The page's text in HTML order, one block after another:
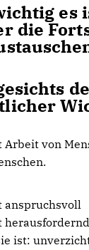
es
die
Arbeit von
anspruchsvoll
ist: